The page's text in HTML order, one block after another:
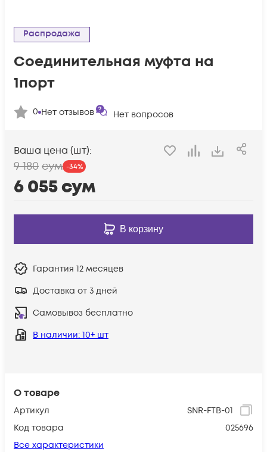
О товаре
Артикул
SNR-FTB-01
Код товара
025696
Все характеристики
Распродажа
Соединительная муфта на
1порт
0 Нет отзывов Нет вопросов
Ваша цена (шт):
9 180 сум -34%
6 055сум
В корзину
Гарантия 12 месяцев
Доставка от 3 дней
Самовывоз бесплатно
В наличии: 10+ шт